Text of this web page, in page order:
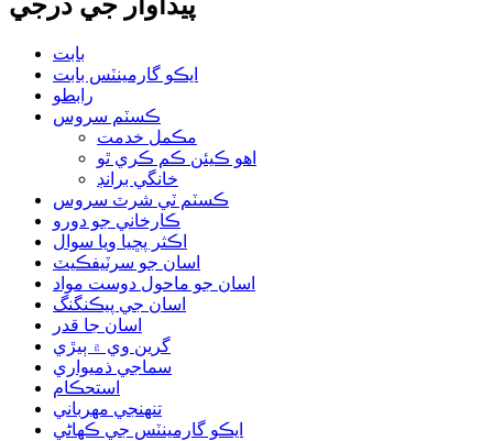
پيداوار جي درجي
بابت
ايڪو گارمينٽس بابت
رابطو
ڪسٽم سروس
مڪمل خدمت
اهو ڪيئن ڪم ڪري ٿو
خانگي برانڊ
ڪسٽم ٽي شرٽ سروس
ڪارخاني جو دورو
اڪثر پڇيا ويا سوال
اسان جو سرٽيفڪيٽ
اسان جو ماحول دوست مواد
اسان جي پيڪنگنگ
اسان جا قدر
گرين وي ۾ ٻيڙي
سماجي ذميواري
استحڪام
تنهنجي مهرباني
ايڪو گارمينٽس جي ڪهاڻي